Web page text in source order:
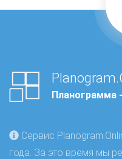
Планограмма
Сервис
года. За это время мы